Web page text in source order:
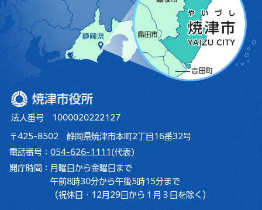
焼津市役所
法人番号 1000020222127
〒425-8502 静岡県焼津市本町2丁目16番32号
電話番号： 054-626-1111 (代表)
開庁時間： 月曜日から金曜日まで
午前8時30分から午後5時15分まで
（祝休日・12月29日から１月３日を除く）